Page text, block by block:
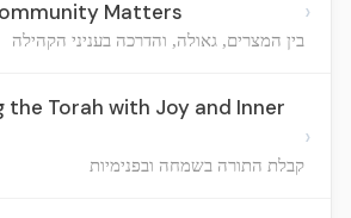
Matters
בין המצרים, גאולה, והדרכה בעניני הקהילה
›
the Torah with Joy and Inner
קבלת התורה בשמחה ובפנימיות
›